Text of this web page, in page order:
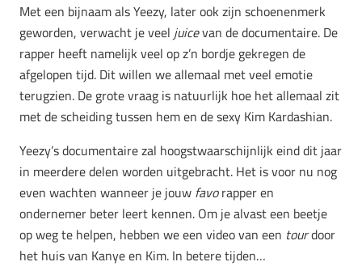
Met een bijnaam als Yeezy, later ook zijn schoenenmerk
geworden, verwacht je veel juicevan de documentaire. De
rapper heeft namelijk veel op z’n bordje gekregen de
afgelopen tijd. Dit willen we allemaal met veel emotie
terugzien. De grote vraag is natuurlijk hoe het allemaal zit
met de scheiding tussen hem en de sexy Kim Kardashian.
Yeezy’s documentaire zal hoogstwaarschijnlijk eind dit jaar
in meerdere delen worden uitgebracht. Het is voor nu nog
even wachten wanneer je jouw favorapper en
ondernemer beter leert kennen. Om je alvast een beetje
op weg te helpen, hebben we een video van een tourdoor
het huis van Kanye en Kim. In betere tijden…